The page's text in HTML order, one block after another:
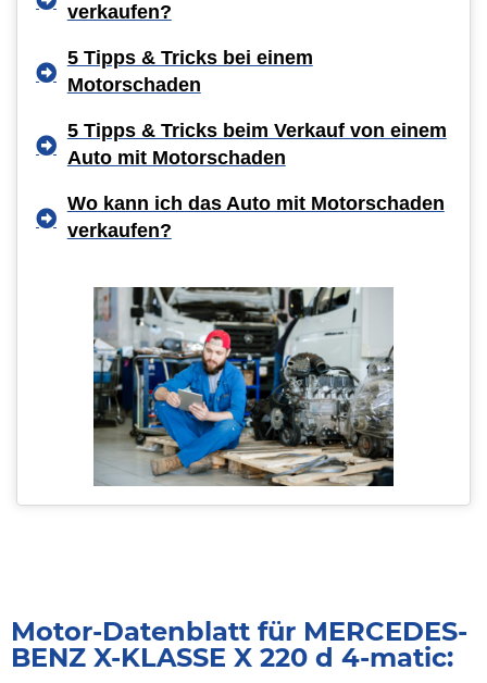
verkaufen?
5 Tipps & Tricks bei einem
Motorschaden
5 Tipps & Tricks beim Verkauf von einem
Auto mit Motorschaden
Wo kann ich das Auto mit Motorschaden
verkaufen?
Motor-Datenblatt für MERCEDES-
BENZ X-KLASSE X 220 d 4-matic: